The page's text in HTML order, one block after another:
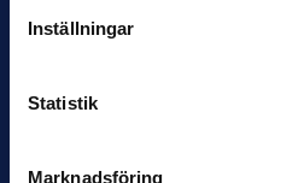
Inställningar
Statistik
Marknadsföring
Jerry Nilsson
Allsvenskan,